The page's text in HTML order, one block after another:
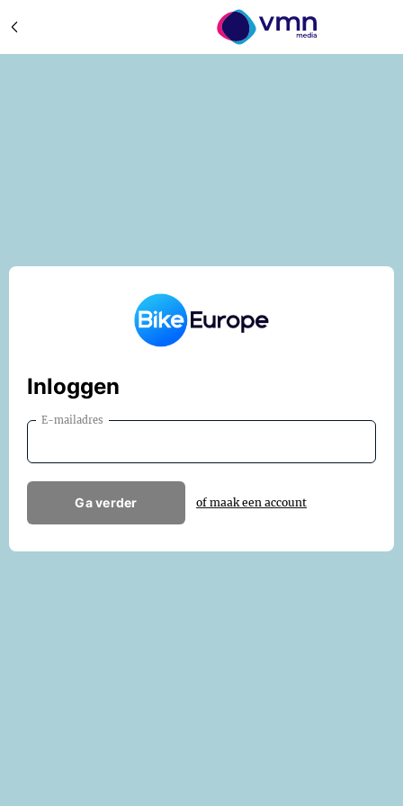
Inloggen
E-mailadres
Ga verder of maak een account